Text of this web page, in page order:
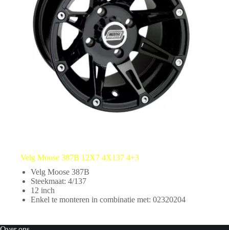
Velg Moose 387B 12X7 4X137 4+3
Velg Moose 387B
Steekmaat: 4/137
12 inch
Enkel te monteren in combinatie met: 02320204